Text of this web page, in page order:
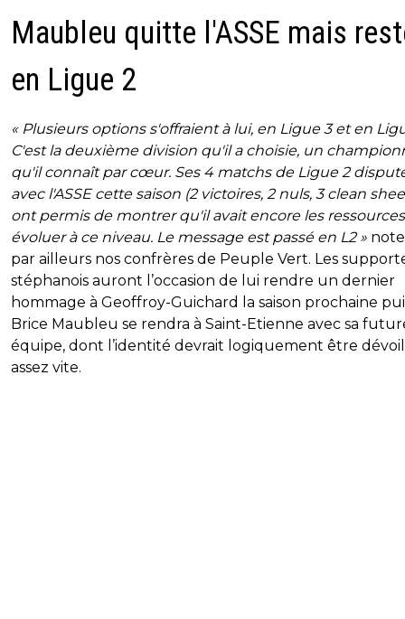
Maubleu quitte l'ASSE mais
en Ligue 2
« Plusieurs options s'offraient à lui, en Ligue 3 et en
C'est la deuxième division qu'il a choisie, un
qu'il connaît par cœur. Ses 4 matchs de Ligue 2
avec l'ASSE cette saison (2 victoires, 2 nuls, 3 clean
ont permis de montrer qu'il avait encore les
évoluer à ce niveau. Le message est passé en L2 »
par ailleurs nos confrères de Peuple Vert. Les
stéphanois auront l’occasion de lui rendre un dernier
hommage à Geoffroy-Guichard la saison prochaine
Brice Maubleu se rendra à Saint-Etienne avec sa
équipe, dont l’identité devrait logiquement être
assez vite.